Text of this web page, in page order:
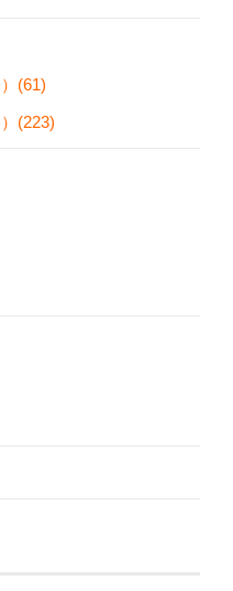
(61)
(223)